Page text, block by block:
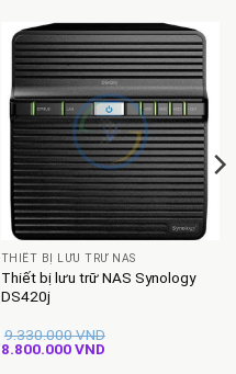
THIẾT BỊ LƯU TRỮ NAS
Thiết bị lưu trữ NAS Synology
DS420j
9.330.000VND
Giá
8.800.000VNDGiá